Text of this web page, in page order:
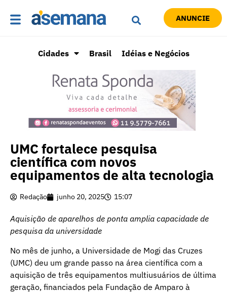
ANUNCIE
Cidades Brasil Idéias e Negócios
UMC fortalece pesquisa
científica com novos
equipamentos de alta tecnologia
Redação junho 20, 2025 15:07
Aquisição de aparelhos de ponta amplia capacidade de
pesquisa da universidade
No mês de junho, a Universidade de Mogi das Cruzes
(UMC) deu um grande passo na área científica com a
aquisição de três equipamentos multiusuários de última
geração, financiados pela Fundação de Amparo à